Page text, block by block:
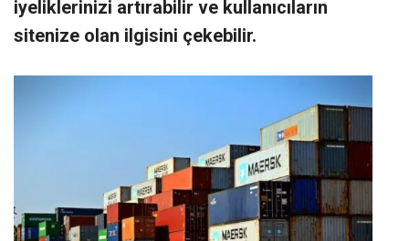
iyeliklerinizi artırabilir ve kullanıcıların
sitenize olan ilgisini çekebilir.